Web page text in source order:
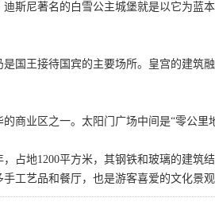
斯尼著名的白雪公主城堡就是以它为蓝本
国王接待国宾的主要场所。皇宫的建筑
商业区之一。太阳门广场中间是“零公里
占地1200平方米，其钢铁和玻璃的建筑
工艺品和餐厅，也是游客喜爱的文化景观